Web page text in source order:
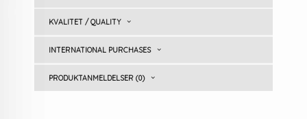
KVALITET / QUALITY
INTERNATIONAL PURCHASES
PRODUKTANMELDELSER (0)